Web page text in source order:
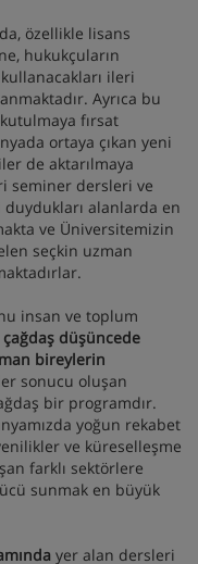
özellikle lisans
hukukçuların
ileri
Ayrıca bu
fırsat
ortaya çıkan yeni
de aktarılmaya
seminer dersleri ve
duydukları alanlarda en
ve Üniversitemizin
seçkin uzman
insan ve toplum
düşüncede
bireylerin
sonucu oluşan
bir programdır.
yoğun rekabet
ve küreselleşme
farklı sektörlere
sunmak en büyük
yer alan dersleri